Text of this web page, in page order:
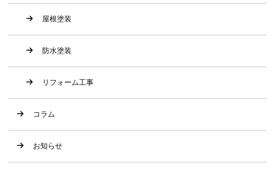
屋根塗装
防水塗装
リフォーム工事
コラム
お知らせ